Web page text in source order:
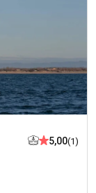
5,00(1)